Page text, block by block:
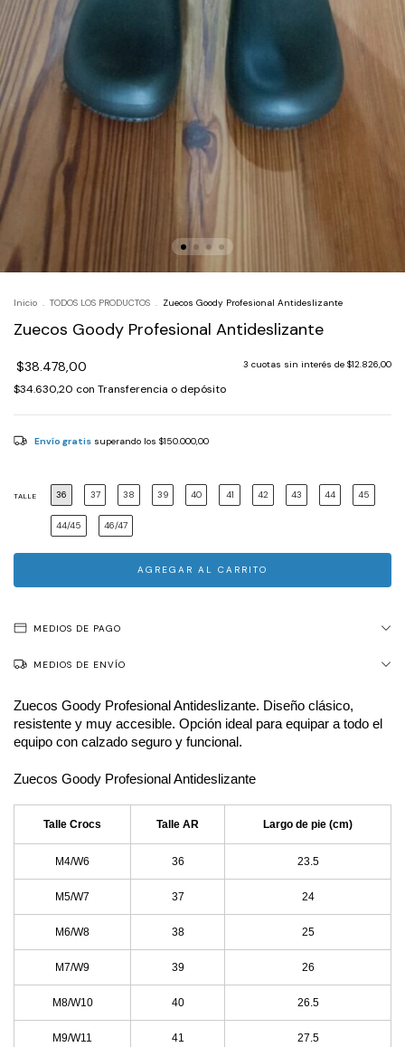
Inicio . TODOS LOS PRODUCTOS . Zuecos Goody Profesional Antideslizante
Zuecos Goody Profesional Antideslizante
$38.478,00 3 cuotas sin interés de $12.826,00
$34.630,20 con Transferencia o depósito
Envío gratis superando los $150.000,00
TALLE 36 37 38 39 40 41 42 43 44 45
44/45 46/47
MEDIOS DE PAGO
MEDIOS DE ENVÍO
Zuecos Goody Profesional Antideslizante. Diseño clásico,
resistente y muy accesible. Opción ideal para equipar a todo el
equipo con calzado seguro y funcional.
Zuecos Goody Profesional Antideslizante
Talle Crocs Talle AR Largo de pie (cm)
M4/W6 36 23.5
M5/W7 37 24
M6/W8 38 25
M7/W9 39 26
M8/W10 40 26.5
M9/W11 41 27.5